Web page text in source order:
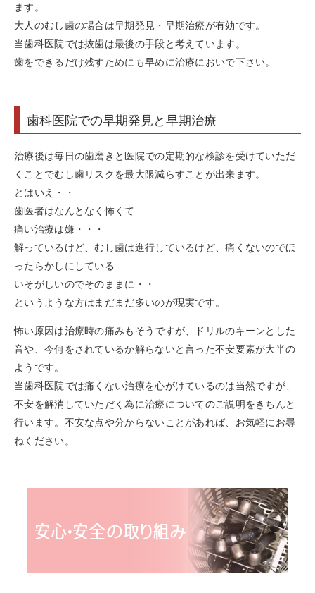
ます。
大人のむし歯の場合は早期発見・早期治療が有効です。
当歯科医院では抜歯は最後の手段と考えています。
歯をできるだけ残すためにも早めに治療においで下さい。
歯科医院での早期発見と早期治療
治療後は毎日の歯磨きと医院での定期的な検診を受けていただ
くことでむし歯リスクを最大限減らすことが出来ます。
とはいえ・・
歯医者はなんとなく怖くて
痛い治療は嫌・・・
解っているけど、むし歯は進行しているけど、痛くないのでほ
ったらかしにしている
いそがしいのでそのままに・・
というような方はまだまだ多いのが現実です。
怖い原因は治療時の痛みもそうですが、ドリルのキーンとした
音や、今何をされているか解らないと言った不安要素が大半の
ようです。
当歯科医院では痛くない治療を心がけているのは当然ですが、
不安を解消していただく為に治療についてのご説明をきちんと
行います。不安な点や分からないことがあれば、お気軽にお尋
ねください。